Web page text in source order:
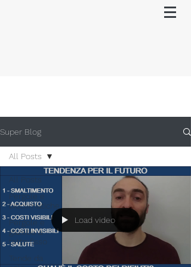
Super Blog
All Posts
Pergole e
bioclimatiche
Pergole e
gazebo a
tetto fisso
Tende da
All Posts
Load video